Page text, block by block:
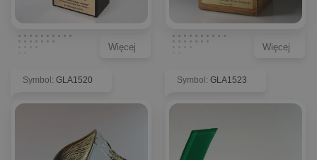
Więcej Więcej
Symbol: GLA1520 Symbol: GLA1523